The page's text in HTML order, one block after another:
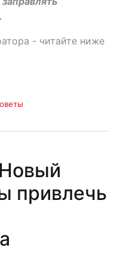
- читайте ниже
привлечь